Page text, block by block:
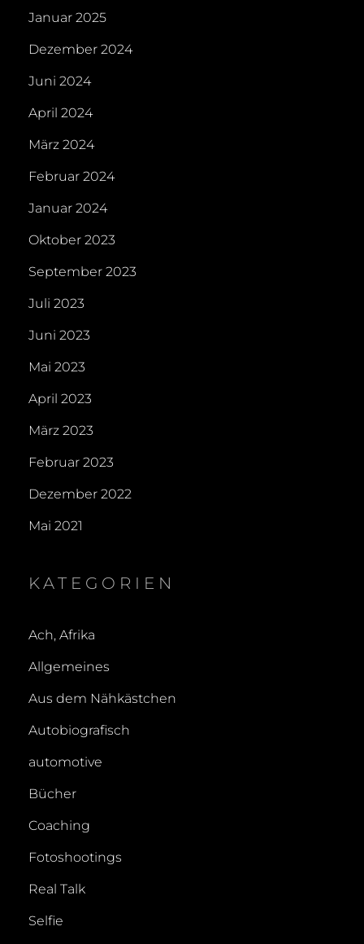
Januar 2025
Dezember 2024
Juni 2024
April 2024
März 2024
Februar 2024
Januar 2024
Oktober 2023
September 2023
Juli 2023
Juni 2023
Mai 2023
April 2023
März 2023
Februar 2023
Dezember 2022
Mai 2021
KATEGORIEN
Ach, Afrika
Allgemeines
Aus dem Nähkästchen
Autobiografisch
automotive
Bücher
Coaching
Fotoshootings
Real Talk
Selfie